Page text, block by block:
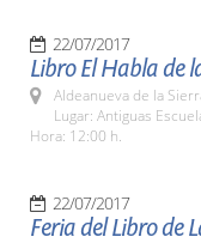
22/07/2017
Libro El Habla de
Aldeanueva de la
Lugar: Antiguas
Hora: 12:00 h.
22/07/2017
Feria del Libro de